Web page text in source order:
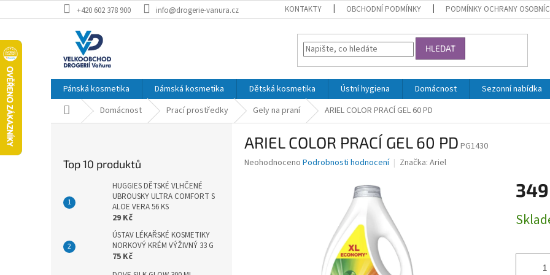
na
+420 602 378 900 info@drogerie-vanura.cz KONTAKTY OBCHODNÍ PODMÍNKY PODMÍNKY OCHRANY
HLEDAT
Pánská kosmetika Dámská kosmetika Dětská kosmetika Ústní hygiena Domácnost Sezonní nabídka
Domů Domácnost Prací prostředky Gely na praní ARIEL COLOR PRACÍ GEL 60 PD
Top 10 produktů
HUGGIES DĚTSKÉ VLHČENÉ
UBROUSKY ULTRA COMFORT S
ALOE VERA 56 KS
29 Kč
ÚSTAV LÉKAŘSKÉ KOSMETIKY
NORKOVÝ KRÉM VÝŽIVNÝ 33 G
75 Kč
ARIEL COLOR PRACÍ GEL 60 PD PG1430
Průměrné
Neohodnoceno Podrobnosti hodnocení Značka: Ariel
cena: